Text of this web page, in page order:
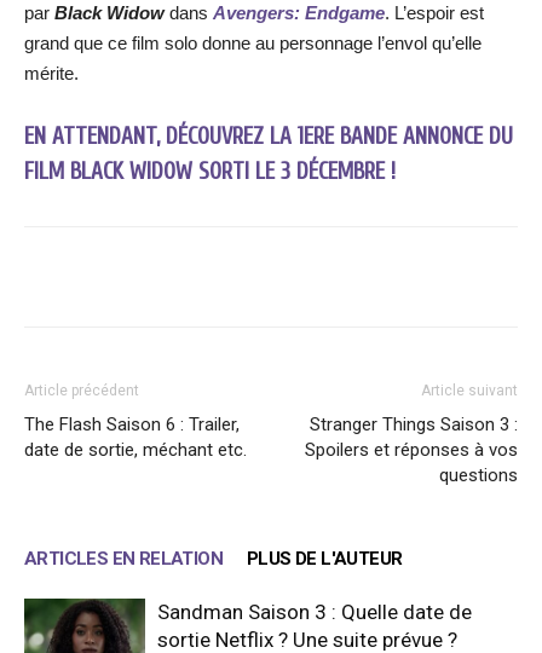
par Black Widowdans Avengers: Endgame. L’espoir est
grand que ce film solo donne au personnage l’envol qu’elle
mérite.
EN ATTENDANT, DÉCOUVREZ LA 1ERE BANDE ANNONCE DU
FILM BLACK WIDOW SORTI LE 3 DÉCEMBRE !
Article précédent
The Flash Saison 6 : Trailer,
date de sortie, méchant etc.
Article suivant
Stranger Things Saison 3 :
Spoilers et réponses à vos
questions
ARTICLES EN RELATION PLUS DE L'AUTEUR
Sandman Saison 3 : Quelle date de
sortie Netflix ? Une suite prévue ?